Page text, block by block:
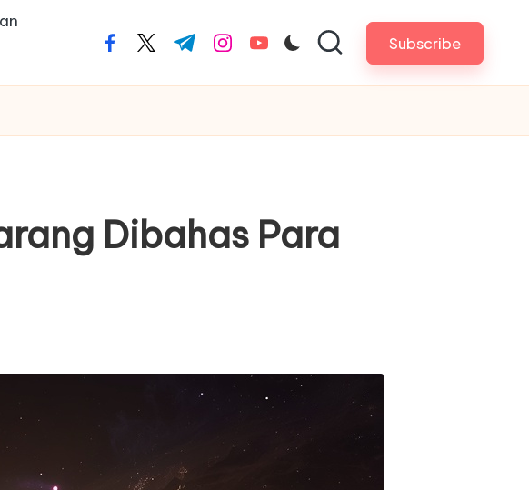
facebook.com
twitter.com
t.me instagram.com
youtube.com Subscribe
Dibahas Para